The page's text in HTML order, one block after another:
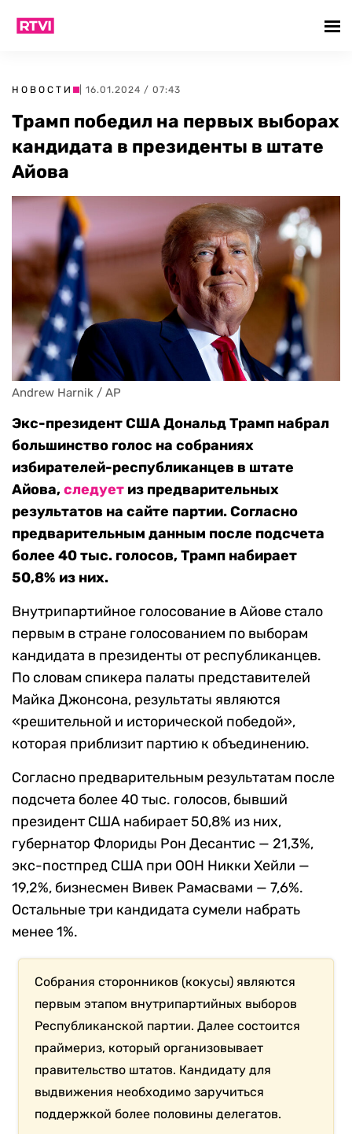
НОВОСТИ | 16.01.2024 / 07:43
Трамп победил на первых выборах
кандидата в президенты в штате
Айова
Andrew Harnik / AP
Экс-президент США Дональд Трамп набрал
большинство голос на собраниях
избирателей-республиканцев в штате
Айова,следует из предварительных
результатов на сайте партии. Согласно
предварительным данным после подсчета
более 40 тыс. голосов, Трамп набирает
50,8% из них.
Внутрипартийное голосование в Айове стало
первым в стране голосованием по выборам
кандидата в президенты от республиканцев.
По словам спикера палаты представителей
Майка Джонсона, результаты являются
«решительной и исторической победой»,
которая приблизит партию к объединению.
Согласно предварительным результатам после
подсчета более 40 тыс. голосов, бывший
президент США набирает 50,8% из них,
губернатор Флориды Рон Десантис — 21,3%,
экс-постпред США при ООН Никки Хейли —
19,2%, бизнесмен Вивек Рамасвами — 7,6%.
Остальные три кандидата сумели набрать
менее 1%.
Собрания сторонников (кокусы) являются
первым этапом внутрипартийных выборов
Республиканской партии. Далее состоится
праймериз, который организовывает
правительство штатов. Кандидату для
выдвижения необходимо заручиться
поддержкой более половины делегатов.